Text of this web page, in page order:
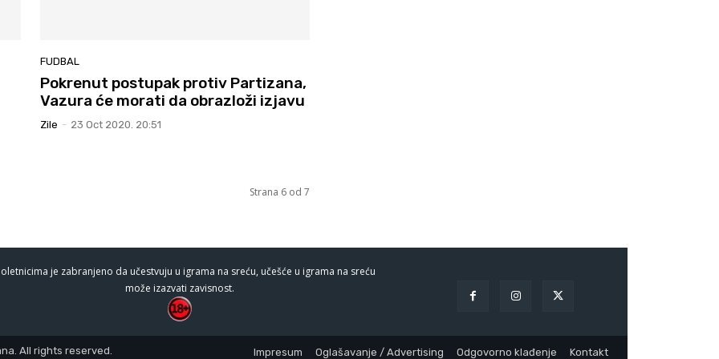
FUDBAL
Pokrenut postupak protiv Partizana,
Vazura će morati da obrazloži izjavu
Zile - 23 Oct 2020. 20:51
Strana 6 od 7
je zabranjeno da učestvuju u igrama na sreću, učešće u igrama na sreću
može izazvati zavisnost.
All rights reserved. Impresum Oglašavanje / Advertising Odgovorno klađenje Kontakt